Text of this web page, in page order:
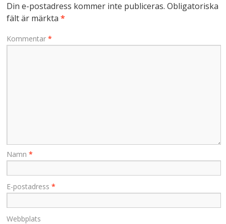
Din e-postadress kommer inte publiceras. Obligatoriska
fält är märkta *
Kommentar *
Namn *
E-postadress *
Webbplats